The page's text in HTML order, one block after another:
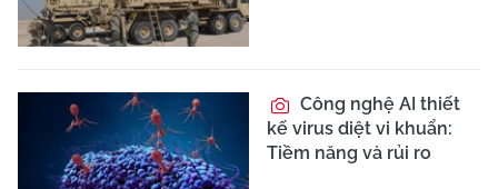
Công nghệ AI thiết
kế virus diệt vi khuẩn:
Tiềm năng và rủi ro